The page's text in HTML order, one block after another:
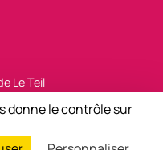
Le Teil
Aubenas en Ardèche
donne le contrôle sur